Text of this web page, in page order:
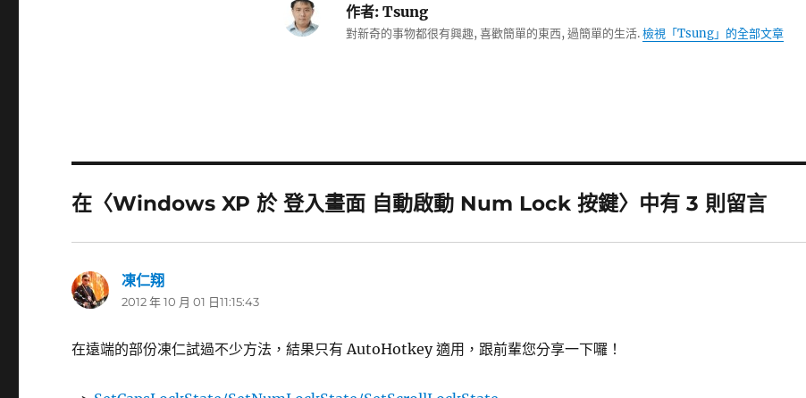
作者:Tsung
對新奇的事物都很有興趣, 喜歡簡單的東西, 過簡單的生活.檢視「Tsung」的全部文章
在〈Windows XP 於 登入畫面 自動啟動 Num Lock 按鍵〉中有 3 則留言
凍仁翔
示:
2012 年 10 月 01 日11:15:43
在遠端的部份凍仁試過不少方法，結果只有 AutoHotkey 適用，跟前輩您分享一下囉！